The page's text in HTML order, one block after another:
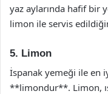
yaz aylarında hafif bir
limon ile servis
5. Limon
İspanak yemeği ile en
**limondur**. Limon,